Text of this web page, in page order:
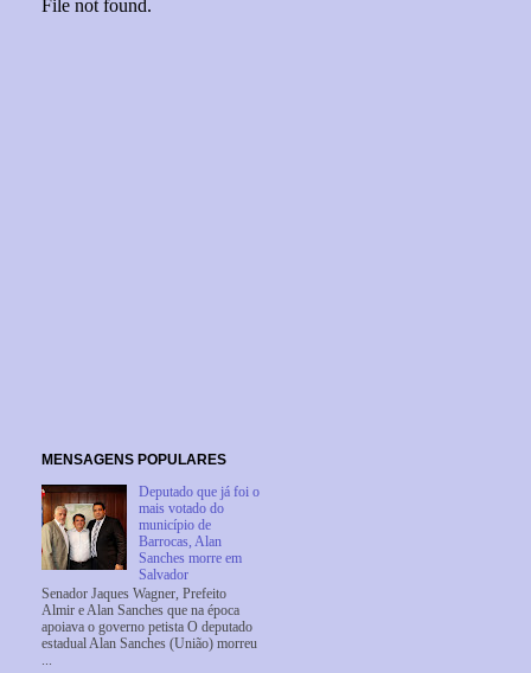
MENSAGENS POPULARES
Deputado que já foi o
mais votado do
município de
Barrocas, Alan
Sanches morre em
Salvador
Senador Jaques Wagner, Prefeito
Almir e Alan Sanches que na época
apoiava o governo petista O deputado
estadual Alan Sanches (União) morreu
...